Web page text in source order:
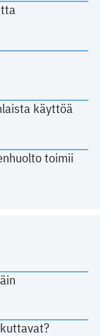
käyttöä
toimii